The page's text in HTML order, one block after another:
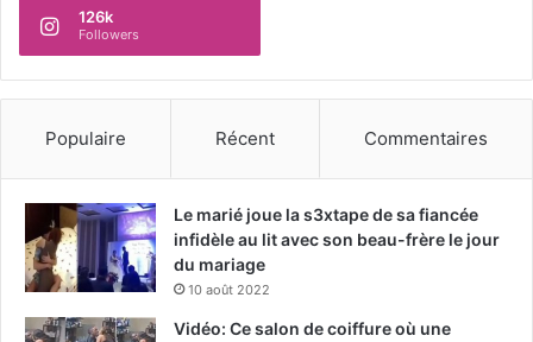
126k
Followers
Populaire Récent Commentaires
Le marié joue la s3xtape de sa fiancée
infidèle au lit avec son beau-frère le jour
du mariage
10 août 2022
Vidéo: Ce salon de coiffure où une